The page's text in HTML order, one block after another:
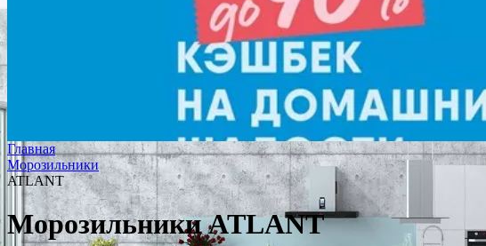
Главная
Морозильники
ATLANT
Морозильники ATLANT